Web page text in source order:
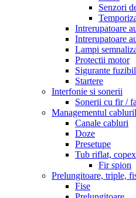
Senzori
Intrerupatoare
Intrerupatoare
Lampi
Protectii motor
Sigurante
Startere
Interfonie si sonerii
Sonerii cu fir /
Managementul
Canale cabluri
Doze
Presetupe
Tub riflat, copex
Fir spion
Prelungitoare, triple,
Fise